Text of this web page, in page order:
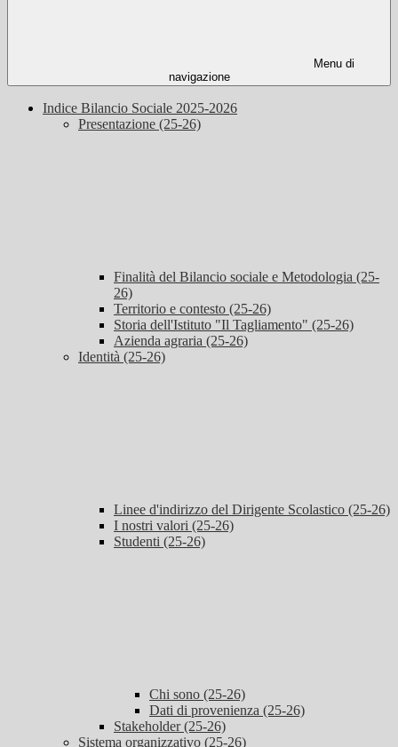
Menu di
navigazione
Indice Bilancio Sociale 2025-2026
Presentazione (25-26)
Finalità del Bilancio sociale e Metodologia (25-
26)
Territorio e contesto (25-26)
Storia dell'Istituto "Il Tagliamento" (25-26)
Azienda agraria (25-26)
Identità (25-26)
Linee d'indirizzo del Dirigente Scolastico (25-26)
I nostri valori (25-26)
Studenti (25-26)
Chi sono (25-26)
Dati di provenienza (25-26)
Stakeholder (25-26)
Sistema organizzativo (25-26)